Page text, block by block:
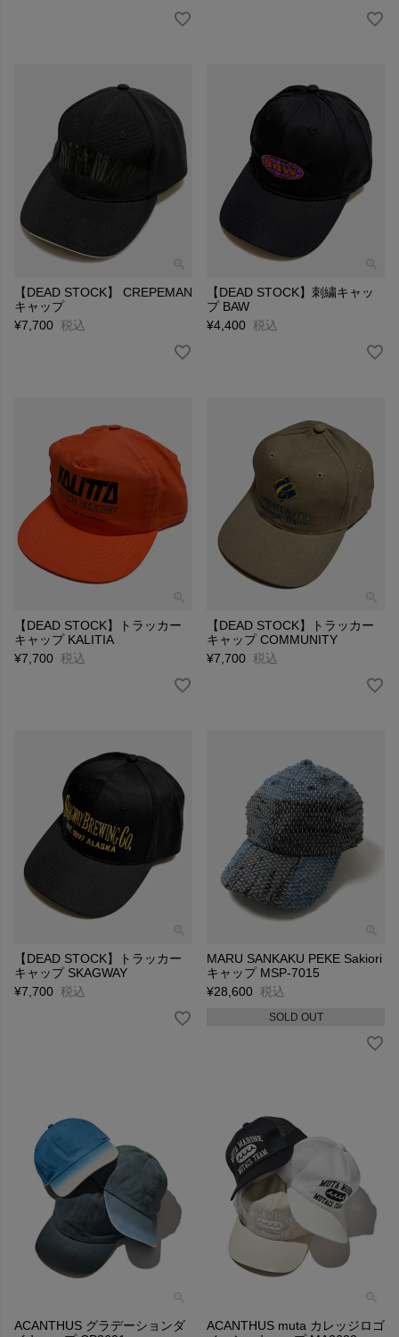
【DEAD STOCK】 CREPEMAN
キャップ
¥7,700 税込
【DEAD STOCK】刺繍キャッ
プ BAW
¥4,400 税込
【DEAD STOCK】トラッカー
キャップ KALITIA
¥7,700 税込
【DEAD STOCK】トラッカー
キャップ COMMUNITY
¥7,700 税込
【DEAD STOCK】トラッカー
キャップ SKAGWAY
¥7,700 税込
MARU SANKAKU PEKE Sakiori
キャップ MSP-7015
¥28,600 税込
SOLD OUT
ACANTHUS グラデーションダ
ACANTHUS muta カレッジロゴ